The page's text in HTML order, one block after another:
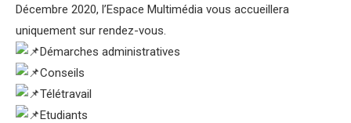
Décembre 2020, l’Espace Multimédia vous accueillera
uniquement sur rendez-vous.
Démarches administratives
Conseils
Télétravail
Etudiants